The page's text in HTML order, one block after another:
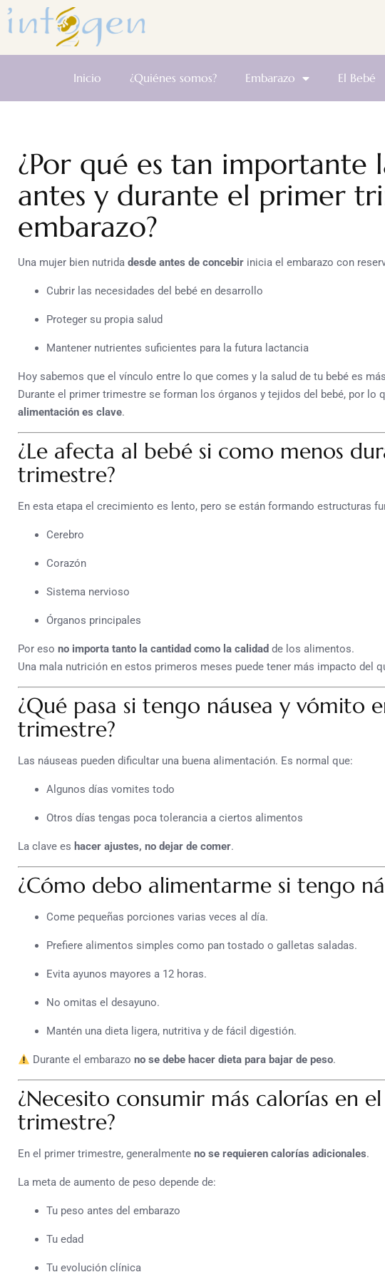
Inicio ¿Quiénes somos? Embarazo El Bebé
¿Por qué es tan importante
antes y durante el primer
embarazo?
Una mujer bien nutrida desde antes de concebir inicia el embarazo con
Cubrir las necesidades del bebé en desarrollo
Proteger su propia salud
Mantener nutrientes suficientes para la futura lactancia
Hoy sabemos que el vínculo entre lo que comes y la salud de tu bebé es
Durante el primer trimestre se forman los órganos y tejidos del bebé, por lo
alimentación es clave.
¿Le afecta al bebé si como menos
trimestre?
En esta etapa el crecimiento es lento, pero se están formando estructuras
Cerebro
Corazón
Sistema nervioso
Órganos principales
Por eso no importa tanto la cantidad como la calidad de los alimentos.
Una mala nutrición en estos primeros meses puede tener más impacto del
¿Qué pasa si tengo náusea y vómito
trimestre?
Las náuseas pueden dificultar una buena alimentación. Es normal que:
Algunos días vomites todo
Otros días tengas poca tolerancia a ciertos alimentos
La clave es hacer ajustes, no dejar de comer.
¿Cómo debo alimentarme si tengo
Come pequeñas porciones varias veces al día.
Prefiere alimentos simples como pan tostado o galletas saladas.
Evita ayunos mayores a 12 horas.
No omitas el desayuno.
Mantén una dieta ligera, nutritiva y de fácil digestión.
Durante el embarazono se debe hacer dieta para bajar de peso.
¿Necesito consumir más calorías en
trimestre?
En el primer trimestre, generalmente no se requieren calorías adicionales.
La meta de aumento de peso depende de:
Tu peso antes del embarazo
Tu edad
Tu evolución clínica